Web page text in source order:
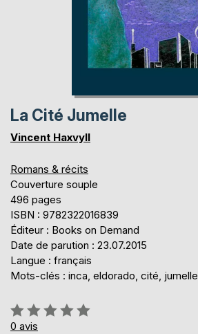
La Cité Jumelle
Vincent Haxvyll
Romans & récits
Couverture souple
496 pages
ISBN : 9782322016839
Éditeur : Books on Demand
Date de parution : 23.07.2015
Langue : français
Mots-clés : inca, eldorado, cité, jumelle
Évaluation:
0%
0 avis